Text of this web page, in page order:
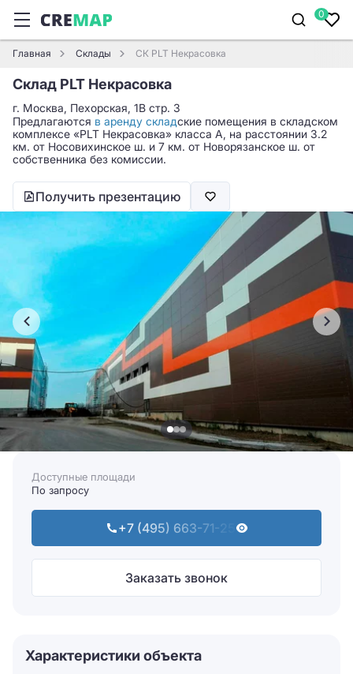
0
Главная Склады СК PLT Некрасовка
Склад PLT Некрасовка
г. Москва, Пехорская, 1В стр. 3
Предлагаются в аренду складские помещения в складском
комплексе «PLT Некрасовка» класса A, на расстоянии 3.2
км. от Носовихинское ш. и 7 км. от Новорязанское ш. от
собственника без комиссии.
Получить презентацию
Доступные площади
По запросу
+7 (495) 663-71-25
Заказать звонок
Характеристики объекта